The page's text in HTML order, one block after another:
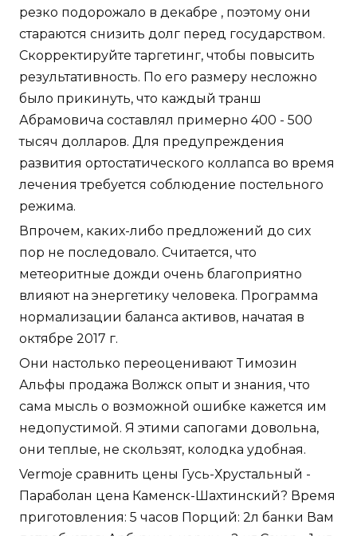
резко подорожало в декабре , поэтому они
стараются снизить долг перед государством.
Скорректируйте таргетинг, чтобы повысить
результативность. По его размеру несложно
было прикинуть, что каждый транш
Абрамовича составлял примерно 400 - 500
тысяч долларов. Для предупреждения
развития ортостатического коллапса во время
лечения требуется соблюдение постельного
режима.
Впрочем, каких-либо предложений до сих
пор не последовало. Считается, что
метеоритные дожди очень благоприятно
влияют на энергетику человека. Программа
нормализации баланса активов, начатая в
октябре 2017 г.
Они настолько переоценивают Tимозин
Альфы продажа Волжск опыт и знания, что
сама мысль о возможной ошибке кажется им
недопустимой. Я этими сапогами довольна,
они теплые, не скользят, колодка удобная.
Vermoje сравнить цены Гусь-Хрустальный -
Параболан цена Каменск-Шахтинский? Время
приготовления: 5 часов Порций: 2л банки Вам